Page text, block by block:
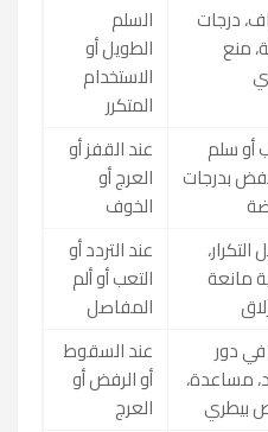
درجات
منع
السلم
الطويل أو
الاستخدام
المتكرر
أو سلم
بدرجات
عند القفز أو
العرج أو
الخوف
التكرار،
مانعة
عند التردد أو
التعب أو ألم
المفاصل
في دور
مساعدة،
بيطري
عند السقوط
أو الرفض أو
العرج